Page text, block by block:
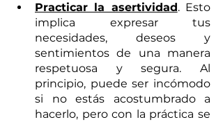
Practicar la asertividad. Esto
implica expresar tus
necesidades, deseos y
sentimientos de una manera
respetuosa y segura. Al
principio, puede ser incómodo
si no estás acostumbrado a
hacerlo, pero con la práctica se